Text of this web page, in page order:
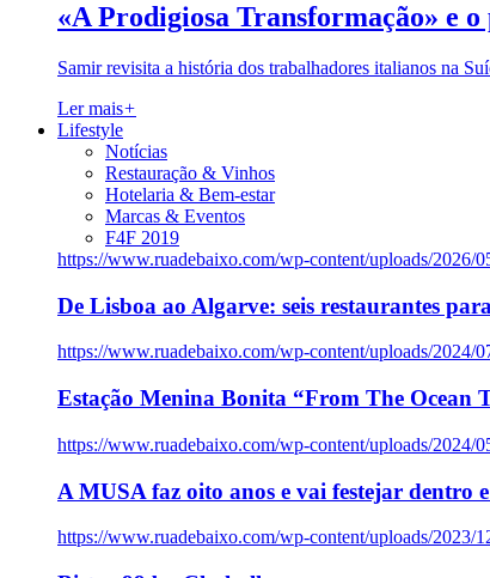
«A Prodigiosa Transformação» e
Samir revisita a história dos trabalhadores italianos na
Ler mais+
Lifestyle
Notícias
Restauração & Vinhos
Hotelaria & Bem-estar
Marcas & Eventos
F4F 2019
https://www.ruadebaixo.com/wp-content/uploads/2026/
De Lisboa ao Algarve: seis restaurantes
https://www.ruadebaixo.com/wp-content/uploads/2024/
Estação Menina Bonita “From The Ocean
https://www.ruadebaixo.com/wp-content/uploads/2024/
A MUSA faz oito anos e vai festejar dentro
https://www.ruadebaixo.com/wp-content/uploads/2023/